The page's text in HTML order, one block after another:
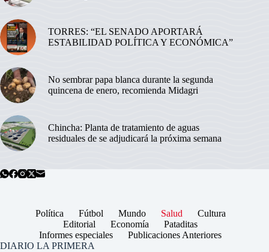
TORRES: “EL SENADO APORTARÁ
ESTABILIDAD POLÍTICA Y ECONÓMICA”
No sembrar papa blanca durante la segunda
quincena de enero, recomienda Midagri
Chincha: Planta de tratamiento de aguas
residuales de se adjudicará la próxima semana
Política Fútbol Mundo Salud
Cultura
Editorial
Economía
Pataditas
Informes especiales
Publicaciones Anteriores
DIARIO LA PRIMERA